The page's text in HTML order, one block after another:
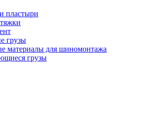
пластыри
грузы
материалы для шиномонтажа
грузы